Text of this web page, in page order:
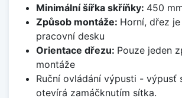
Minimální šířka skříňky: 450
Způsob montáže: Horní, dřez
pracovní desku
Orientace dřezu: Pouze jeden
montáže
Ruční ovládání výpusti - výpusť
otevírá zamáčknutím sítka.